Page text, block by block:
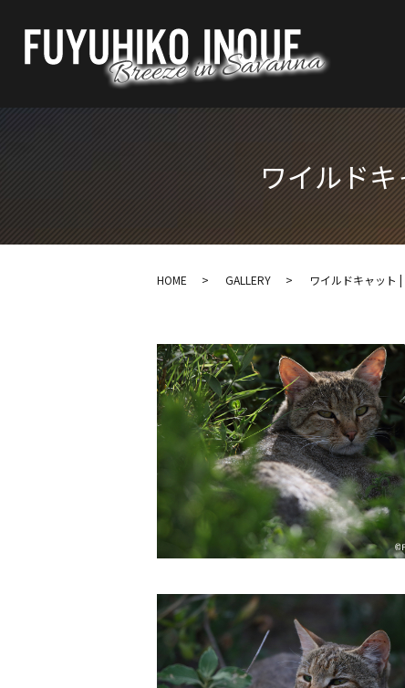
ワイルド
HOME GALLERY ワイルドキャット |